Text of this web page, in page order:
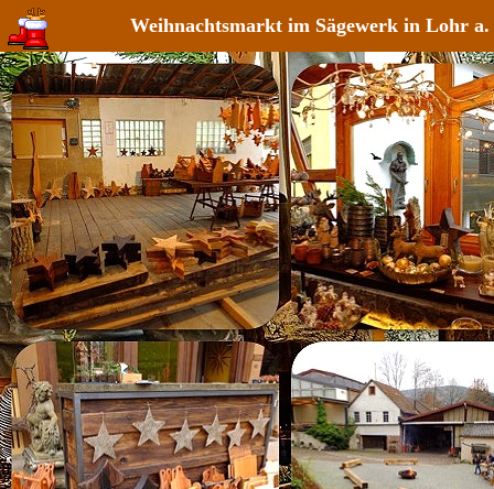
Weihnachtsmarkt im Sägewerk in Lohr